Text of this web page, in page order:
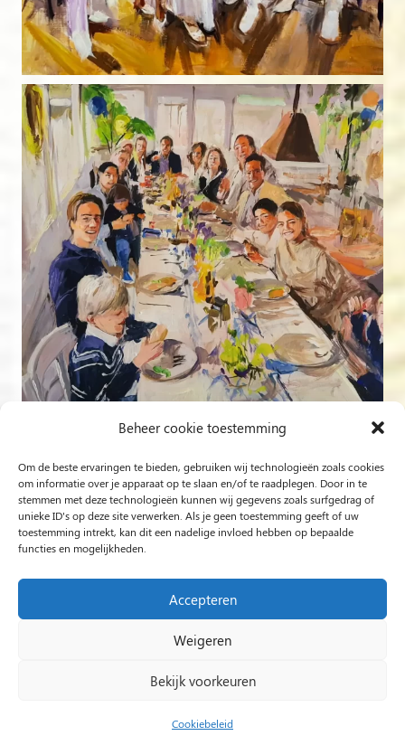
Beheer cookie toestemming
Om de beste ervaringen te bieden, gebruiken wij technologieën zoals cookies
om informatie over je apparaat op te slaan en/of te raadplegen. Door in te
stemmen met deze technologieën kunnen wij gegevens zoals surfgedrag of
unieke ID's op deze site verwerken. Als je geen toestemming geeft of uw
toestemming intrekt, kan dit een nadelige invloed hebben op bepaalde
functies en mogelijkheden.
Accepteren
Weigeren
Bekijk voorkeuren
Cookiebeleid
Volg op Instagram
Rob Jacobs uit ’s-Hertogenbosch is een ‘Plein Air’- en
‘Live Event Painter’, schilderend bewogen door Licht en
Liefde.
2024 Rob Jacobs LIVE EVENT PAINTING / Hosted By
Impact Presentations
Schilder op bruiloft
Live painting bruiloft